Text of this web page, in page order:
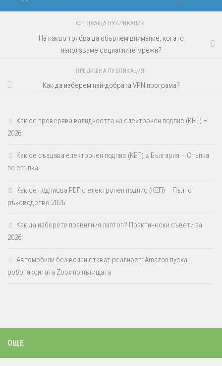
СЛЕДВАЩА ПУБЛИКАЦИЯ
На какво трябва да обърнем внимание, когато
използваме социалните мрежи?
ПРЕДИШНА ПУБЛИКАЦИЯ
Как да изберем най-добрата VPN програма?
Как се проверява валидността на електронен подпис (КЕП) –
2026
Как се създава електронен подпис (КЕП) в България – Стъпка
по стъпка
Как се подписва PDF с електронен подпис (КЕП) – Пълно
ръководство 2026
Как да изберете правилния лаптоп? Практически съвети за
2026
Автомобили без волан стават реалност: Amazon пуска
роботакситата Zoox по пътищата
ОЩЕ